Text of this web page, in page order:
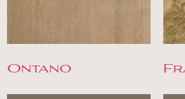
Ontano